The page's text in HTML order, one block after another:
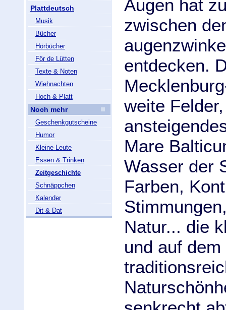
Plattdeutsch
Musik
Bücher
Hörbücher
För de Lütten
Texte & Noten
Wiehnachten
Hoch & Platt
Noch mehr
Geschenkgutscheine
Humor
Kleine Leute
Essen & Trinken
Zeitgeschichte
Schnäppchen
Kalender
Dit & Dat
Augen hat
zwischen
entdecken.
weite
Mare
Wasser der
Farben,
Natur... die
und auf